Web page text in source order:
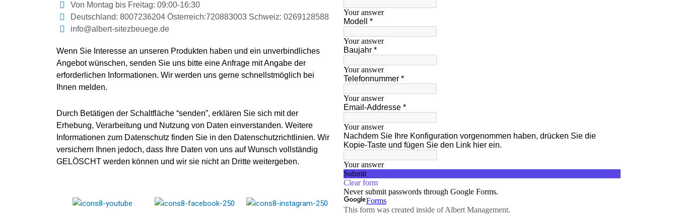
Von Montag bis Freitag: 09:00-16:30
Deutschland: 8007236204 Österreich:720883003 Schweiz: 0269128588
info@albert-sitezbeuege.de
Wenn Sie Interesse an unseren Produkten haben und ein unverbindliches
Angebot wünschen, senden Sie uns bitte eine Anfrage mit Angabe der
erforderlichen Informationen. Wir werden uns gerne schnellstmöglich bei
Ihnen melden.
Durch Betätigen der Schaltfläche “senden”, erklären Sie sich mit der
Erhebung, Verarbeitung und Nutzung von Daten einverstanden. Weitere
Informationen zum Datenschutz finden Sie in den Datenschutzrichtlinien. Wir
versichern Ihnen jedoch, dass Ihre Daten von uns auf Wunsch vollständig
GELÖSCHT werden können und wir sie nicht an Dritte weitergeben.